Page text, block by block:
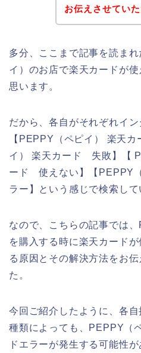
お伝えさせていた
多分、ここまで記事を読ま
イ）のお店で楽天カードが
思います。
だから、各自がそれぞれイ
【PEPPY（ペピイ） 楽天
イ） 楽天カード 失敗】【
ード 使えない】【PEPPY
ラー】という感じで検索して
なので、こちらの記事では
を購入する時に楽天カード
る原因とその解決方法をお
た。
今回ご紹介したように、各
種類によっても、PEPPY（
ドエラーが発生する可能性